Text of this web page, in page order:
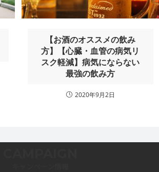
【お酒のオススメの飲み
方】【心臓・血管の病気リ
スク軽減】病気にならない
最強の飲み方
2020年9月2日